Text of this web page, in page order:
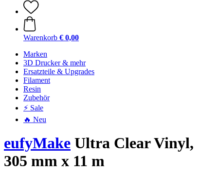
Warenkorb € 0,00
Marken
3D Drucker & mehr
Ersatzteile & Upgrades
Filament
Resin
Zubehör
⚡ Sale
🔥 Neu
eufyMake Ultra Clear Vinyl,
305 mm x 11 m